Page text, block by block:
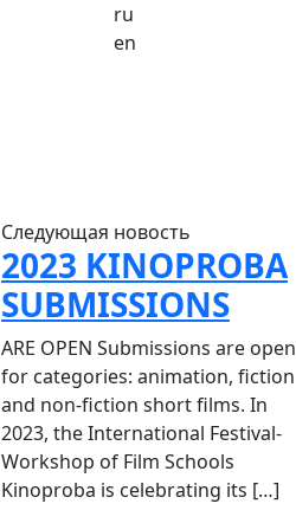
ru
en
Cледующая новость
2023 KINOPROBA
SUBMISSIONS
ARE OPEN Submissions are open
for categories: animation, fiction
and non-fiction short films. In
2023, the International Festival-
Workshop of Film Schools
Kinoproba is celebrating its […]